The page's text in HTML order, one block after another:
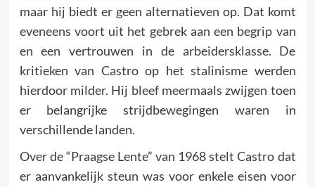
maar hij biedt er geen alternatieven op. Dat komt
eveneens voort uit het gebrek aan een begrip van
en een vertrouwen in de arbeidersklasse. De
kritieken van Castro op het stalinisme werden
hierdoor milder. Hij bleef meermaals zwijgen toen
er belangrijke strijdbewegingen waren in
verschillende landen.
Over de “Praagse Lente” van 1968 stelt Castro dat
er aanvankelijk steun was voor enkele eisen voor